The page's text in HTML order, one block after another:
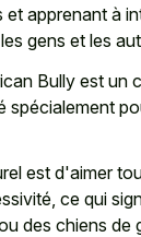
et apprenant à
gens et les
Bully est un
spécialement
est d'aimer
ce qui
des chiens de